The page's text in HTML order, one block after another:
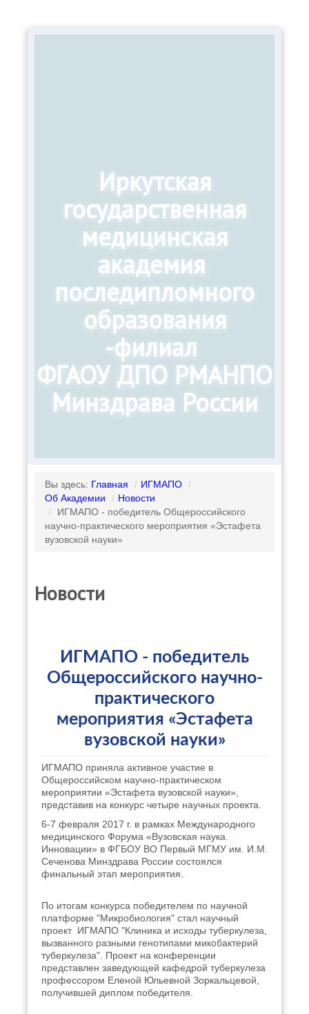
Иркутская
государственная
медицинская
академия
последипломного
образования
-филиал
ФГАОУ ДПО РМАНПО
Минздрава России
Вы здесь: Главная / ИГМАПО
/
Об Академии
/ Новости
/
ИГМАПО - победитель Общероссийского
научно-практического мероприятия «Эстафета
вузовской науки»
Новости
ИГМАПО - победитель
Общероссийского научно-
практического
мероприятия «Эстафета
вузовской науки»
ИГМАПО приняла активное участие в
Общероссийском научно-практическом
мероприятии «Эстафета вузовской науки»,
представив на конкурс четыре научных проекта.
6-7 февраля 2017 г. в рамках Международного
медицинского Форума «Вузовская наука.
Инновации» в ФГБОУ ВО Первый МГМУ им. И.М.
Сеченова Минздрава России состоялся
финальный этап мероприятия.
По итогам конкурса победителем по научной
платформе "Микробиология" стал научный
проект ИГМАПО "Клиника и исходы туберкулеза,
вызванного разными генотипами микобактерий
туберкулеза". Проект на конференции
представлен заведующей кафедрой туберкулеза
профессором Еленой Юльевной Зоркальцевой,
получившей диплом победителя.